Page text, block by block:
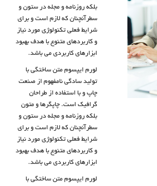
بلکه روزنامه و مجله در ستون و
سطرآنچنان که لازم است و برای
شرایط فعلی تکنولوژی مورد نیاز
و کاربردهای متنوع با هدف بهبود
ابزارهای کاربردی می باشد.
لورم ایپسوم متن ساختگی با
تولید سادگی نامفهوم از صنعت
چاپ و با استفاده از طراحان
گرافیک است. چاپگرها و متون
بلکه روزنامه و مجله در ستون و
سطرآنچنان که لازم است و برای
شرایط فعلی تکنولوژی مورد نیاز
و کاربردهای متنوع با هدف بهبود
ابزارهای کاربردی می باشد.
لورم ایپسوم متن ساختگی با